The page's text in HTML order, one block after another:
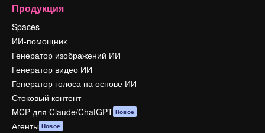
Продукция
Spaces
ИИ-помощник
Генератор изображений ИИ
Генератор видео ИИ
Генератор голоса на основе ИИ
Стоковый контент
MCP для Claude/ChatGPT Новое
Агенты Новое